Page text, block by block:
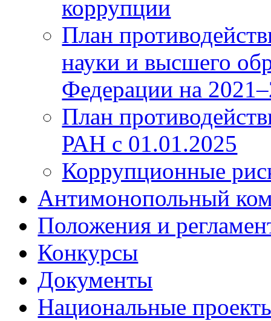
коррупции
План
науки и высшего
Федерации на
План
РАН с 01.01.2025
Коррупционные
Антимонопольный
Положения и
Конкурсы
Документы
Национальные